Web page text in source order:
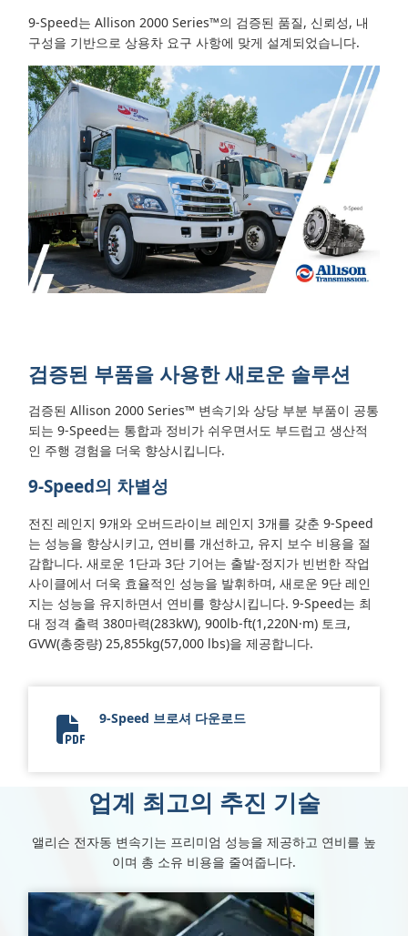
9-Speed는 Allison 2000 Series™의 검증된 품질, 신뢰성, 내
구성을 기반으로 상용차 요구 사항에 맞게 설계되었습니다.
검증된 부품을 사용한 새로운 솔루션
검증된 Allison 2000 Series™ 변속기와 상당 부분 부품이 공통
되는 9-Speed는 통합과 정비가 쉬우면서도 부드럽고 생산적
인 주행 경험을 더욱 향상시킵니다.
9-Speed의 차별성
전진 레인지 9개와 오버드라이브 레인지 3개를 갖춘 9-Speed
는 성능을 향상시키고, 연비를 개선하고, 유지 보수 비용을 절
감합니다. 새로운 1단과 3단 기어는 출발-정지가 빈번한 작업
사이클에서 더욱 효율적인 성능을 발휘하며, 새로운 9단 레인
지는 성능을 유지하면서 연비를 향상시킵니다. 9-Speed는 최
대 정격 출력 380마력(283kW), 900lb-ft(1,220N·m) 토크,
GVW(총중량) 25,855kg(57,000 lbs)을 제공합니다.
9-Speed Brochure
9-Speed 브로셔 다운로드
업계 최고의 추진 기술
앨리슨 전자동 변속기는 프리미엄 성능을 제공하고 연비를 높
이며 총 소유 비용을 줄여줍니다.